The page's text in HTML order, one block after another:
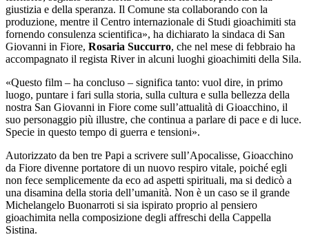
giustizia e della speranza. Il Comune sta collaborando con la
produzione, mentre il Centro internazionale di Studi gioachimiti sta
fornendo consulenza scientifica», ha dichiarato la sindaca di San
Giovanni in Fiore, Rosaria Succurro, che nel mese di febbraio ha
accompagnato il regista River in alcuni luoghi gioachimiti della Sila.
«Questo film – ha concluso – significa tanto: vuol dire, in primo
luogo, puntare i fari sulla storia, sulla cultura e sulla bellezza della
nostra San Giovanni in Fiore come sull’attualità di Gioacchino, il
suo personaggio più illustre, che continua a parlare di pace e di luce.
Specie in questo tempo di guerra e tensioni».
Autorizzato da ben tre Papi a scrivere sull’Apocalisse, Gioacchino
da Fiore divenne portatore di un nuovo respiro vitale, poiché egli
non fece semplicemente da eco ad aspetti spirituali, ma si dedicò a
una disamina della storia dell’umanità. Non è un caso se il grande
Michelangelo Buonarroti si sia ispirato proprio al pensiero
gioachimita nella composizione degli affreschi della Cappella
Sistina.